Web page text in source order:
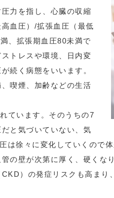
力を指し、心臓の収縮
血圧）/拡張血圧（最低
、拡張期血圧80未満で
トレスや環境、日内変
続く病態をいいます。
喫煙、加齢などの生活
ています。そのうちの7
と気づいていない、気
徐々に変化していくので
の壁が次第に厚く、硬くな
）の発症リスクも高ま